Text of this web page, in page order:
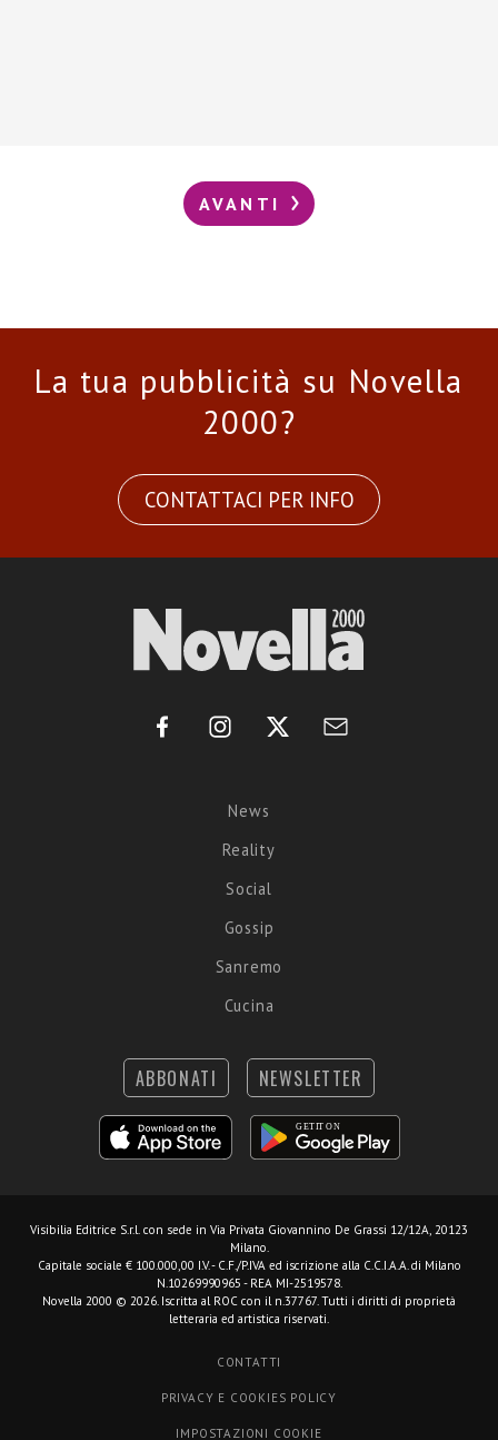
AVANTI
La tua pubblicità su Novella
2000?
CONTATTACI PER INFO
News
Reality
Social
Gossip
Sanremo
Cucina
ABBONATI NEWSLETTER
Visibilia Editrice S.r.l. con sede in Via Privata Giovannino De Grassi 12/12A, 20123
Milano.
Capitale sociale € 100.000,00 I.V. - C.F./P.IVA ed iscrizione alla C.C.I.A.A. di Milano
N.10269990965 - REA MI-2519578.
Novella 2000 © 2026. Iscritta al ROC con il n.37767. Tutti i diritti di proprietà
letteraria ed artistica riservati.
CONTATTI
PRIVACY E COOKIES POLICY
IMPOSTAZIONI COOKIE